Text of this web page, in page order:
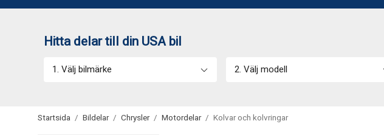
Hitta delar till din USA bil
1. Välj bilmärke 2. Välj modell
Startsida / Bildelar / Chrysler / Motordelar / Kolvar och kolvringar